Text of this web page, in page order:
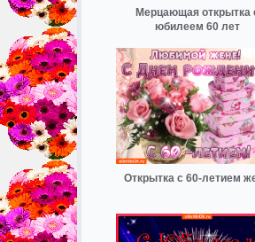
Мерцающая открытка
юбилеем 60 лет
Открытка с 60-летием